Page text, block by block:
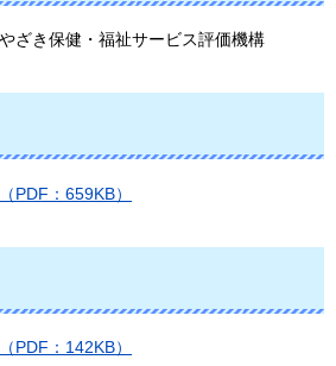
ざき保健・福祉サービス評価機構
PDF：659KB）
PDF：142KB）